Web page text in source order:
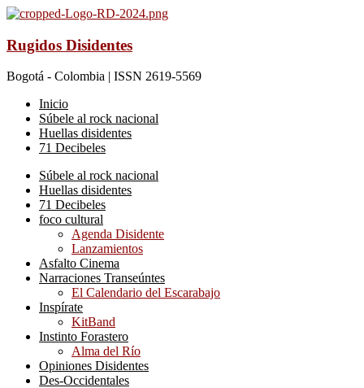
Rugidos Disidentes
Bogotá - Colombia | ISSN 2619-5569
Inicio
Súbele al rock nacional
Huellas disidentes
71 Decibeles
Súbele al rock nacional
Huellas disidentes
71 Decibeles
foco cultural
Agenda Disidente
Lanzamientos
Asfalto Cinema
Narraciones Transeúntes
El Calendario del Escarabajo
Inspírate
KitBand
Instinto Forastero
Alma del Río
Opiniones Disidentes
Des-Occidentales